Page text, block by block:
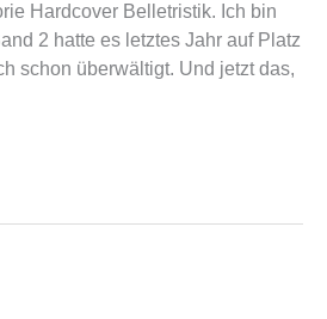
Hardcover Belletristik. Ich bin
2 hatte es letztes Jahr auf Platz
schon überwältigt. Und jetzt das,